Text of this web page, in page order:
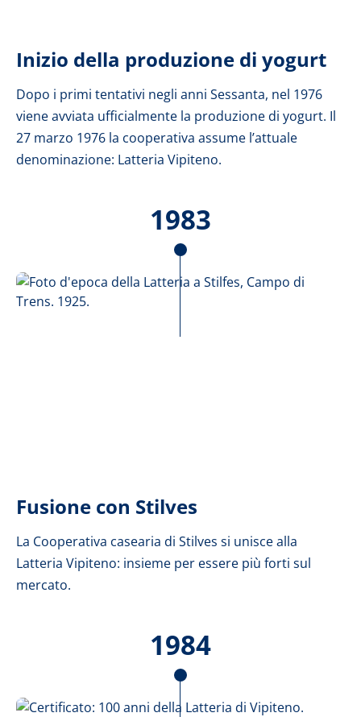
Inizio della produzione di yogurt
Dopo i primi tentativi negli anni Sessanta, nel 1976
viene avviata ufficialmente la produzione di yogurt. Il
27 marzo 1976 la cooperativa assume l’attuale
denominazione: Latteria Vipiteno.
1983
Fusione con Stilves
La Cooperativa casearia di Stilves si unisce alla
Latteria Vipiteno: insieme per essere più forti sul
mercato.
1984